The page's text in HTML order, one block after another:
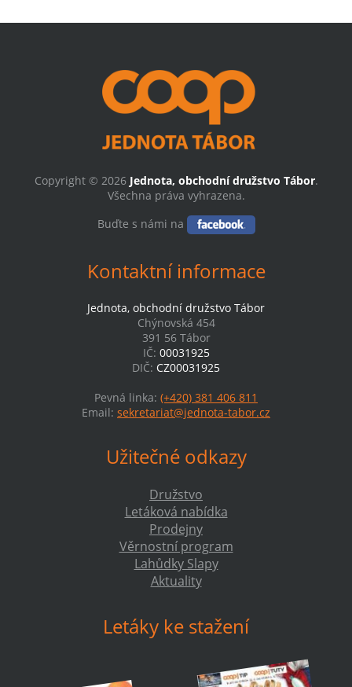
Copyright © 2026 Jednota, obchodní družstvo Tábor.
Všechna práva vyhrazena.
Buďte s námi na
Kontaktní informace
Jednota, obchodní družstvo Tábor
Chýnovská 454
391 56 Tábor
IČ: 00031925
DIČ: CZ00031925
Pevná linka: (+420) 381 406 811
Email: sekretariat@jednota-tabor.cz
Užitečné odkazy
Družstvo
Letáková nabídka
Prodejny
Věrnostní program
Lahůdky Slapy
Aktuality
Letáky ke stažení